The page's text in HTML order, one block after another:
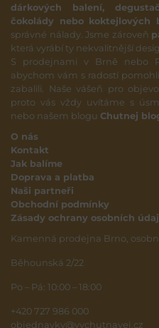
dárkových balení,
čokolády nebo koktejlových
správné nálady. Jsme zároveň
která vyrábí ty nekvalitnější
S prodejnami v Brně nebo
abychom vám s radostí
zabalili. Naše vášeň pro
proto vás vždy uvítáme s
nebo našem blogu Chutnej
O nás
Kontakt
Jak balíme
Doprava a platba
Naši partneři
Obchodní podmínky
Zásady ochrany osobních
Kamenná prodejna Brno,
Běhounská 2/22
Po – Pá: 10:00 – 18:00
+420 727 986 000
objednavky@vychutnavej.cz